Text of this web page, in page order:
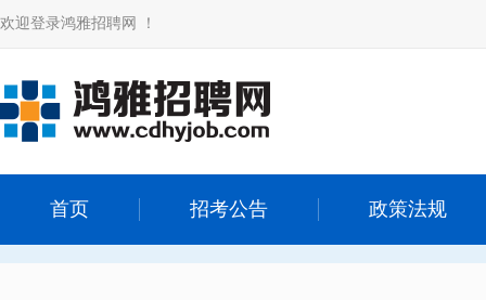
欢迎登录鸿雅招聘网 ！
首页 招考公告 政策法规